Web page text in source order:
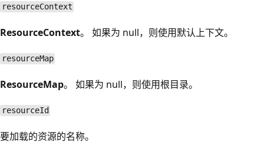
resourceContext
ResourceContext。 如果为 null，则使用默认上下文。
resourceMap
ResourceMap。 如果为 null，则使用根目录。
resourceId
要加载的资源的名称。